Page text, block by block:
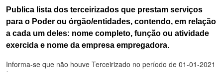
Publica lista dos terceirizados que prestam serviços
para o Poder ou órgão/entidades, contendo, em relação
a cada um deles: nome completo, função ou atividade
exercida e nome da empresa empregadora.